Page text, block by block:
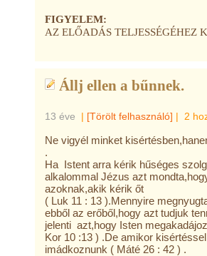
FIGYELEM:
AZ ELŐADÁS TELJESSÉGÉHEZ
Állj ellen a bűnnek.
13 éve | [Törölt felhasználó] | 2
Ne vigyél minket
.
Ha Istent arra kérik hűséges
alkalommal Jézus azt
azoknak,akik kérik őt
( Luk 11 : 13 ).Mennyire
ebből az erőből,hogy azt tudjuk
jelenti azt,hogy Isten
Kor 10 :13 ) .De amikor
imádkoznunk ( Máté 26 : 42 ) .